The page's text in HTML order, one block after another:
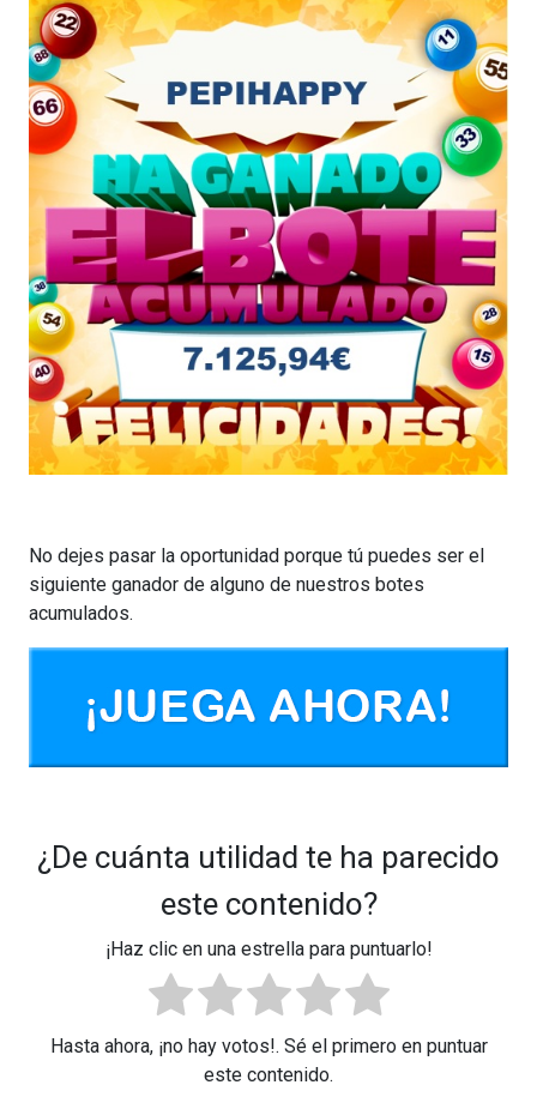
No dejes pasar la oportunidad porque tú puedes ser el
siguiente ganador de alguno de nuestros botes
acumulados.
¿De cuánta utilidad te ha parecido
este contenido?
¡Haz clic en una estrella para puntuarlo!
Hasta ahora, ¡no hay votos!. Sé el primero en puntuar
este contenido.